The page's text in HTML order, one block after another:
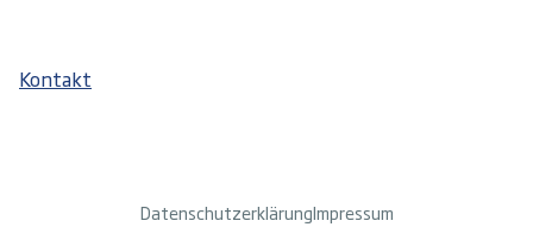
Kontakt
DatenschutzerklärungImpressum